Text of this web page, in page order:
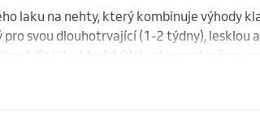
laku na nehty, který kombinuje výhody
svou dlouhotrvající (1-2 týdny), lesklou
jako klasický lak, ale oproti němu
lampě, aby ztvrdla a vytvořila pevnou